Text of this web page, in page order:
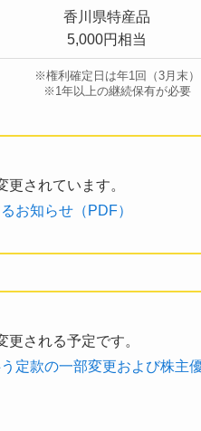
香川県特産品
5,000円相当
※権利確定日は年1回（3月末）
※1年以上の継続保有が必要
されています。
お知らせ（PDF）
される予定です。
定款の一部変更および株主